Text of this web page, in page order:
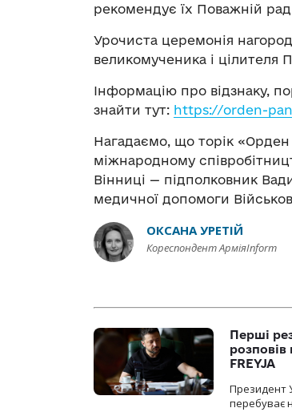
рекомендує їх Поважній
Урочиста церемонія
великомученика і цілителя
Інформацію про відзнаку,
знайти тут: https://orden-
Нагадаємо, що торік «Орден
міжнародному
Вінниці — підполковник
медичної допомоги
ОКСАНА УРЕТІЙ
Кореспондент АрміяInform
Перші
FREYJA
Президент
перебуває